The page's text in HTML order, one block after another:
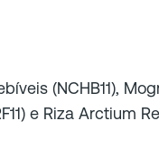
(NCHB11),
e Riza Arctium